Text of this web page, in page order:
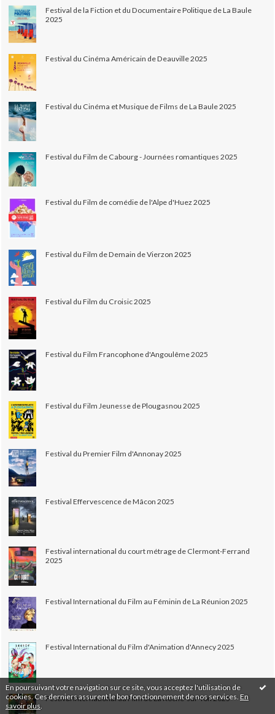
En poursuivant votre navigation sur ce site, vous acceptez l'utilisation de
cookies. Ces derniers assurent le bon fonctionnement de nos services. En
savoir plus
Festival de la Fiction et du Documentaire Politique de La Baule
2025
Festival du Cinéma Américain de Deauville 2025
Festival du Cinéma et Musique de Films de La Baule 2025
Festival du Film de Cabourg - Journées romantiques 2025
Festival du Film de comédie de l'Alpe d'Huez 2025
Festival du Film de Demain de Vierzon 2025
Festival du Film du Croisic 2025
Festival du Film Francophone d'Angoulême 2025
Festival du Film Jeunesse de Plougasnou 2025
Festival du Premier Film d'Annonay 2025
Festival Effervescence de Mâcon 2025
Festival international du court métrage de Clermont-Ferrand
2025
Festival International du Film au Féminin de La Réunion 2025
Festival International du Film d'Animation d'Annecy 2025
Festival International du Film de La Roche-sur-Yon 2025